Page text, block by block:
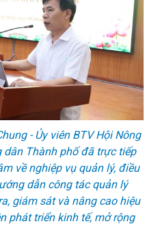
- Ủy viên BTV Hội Nông
dân Thành phố đã trực tiếp
về nghiệp vụ quản lý, điều
dẫn công tác quản lý
giám sát và nâng cao hiệu
phát triển kinh tế, mở rộng